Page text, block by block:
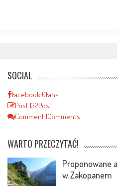
SOCIAL
Facebook 0Fans
Post132Post
Comment1Comments
WARTO PRZECZYTAĆ!
Proponowane
w Zakopanem